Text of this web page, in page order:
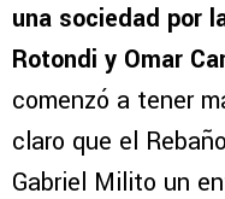
una sociedad por
Rotondi y Omar
comenzó a tener
claro que el
Gabriel Milito un